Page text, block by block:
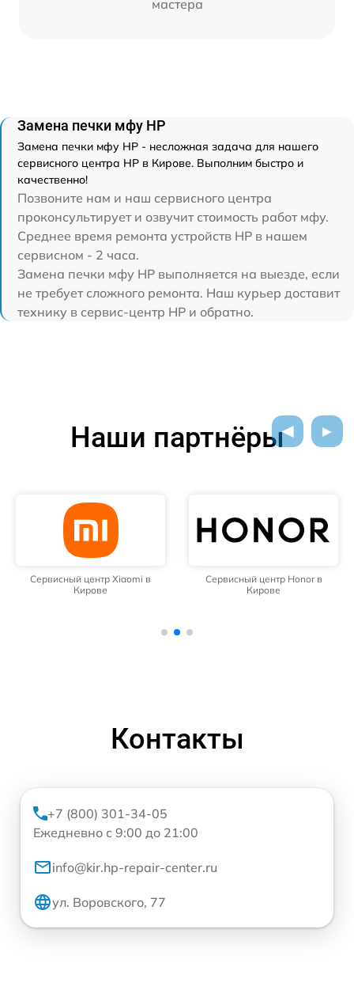
мастера
Замена печки мфу HP
Замена печки мфу HP - несложная задача для нашего
сервисного центра HP в Кирове. Выполним быстро и
качественно!
Позвоните нам и наш сервисного центра
проконсультирует и озвучит стоимость работ мфу.
Среднее время ремонта устройств HP в нашем
сервисном - 2 часа.
Замена печки мфу HP выполняется на выезде, если
не требует сложного ремонта. Наш курьер доставит
технику в сервис-центр HP и обратно.
Наши партнёры
Сервисный центр Xiaomi в
Кирове
Сервисный центр Honor в
Кирове
Контакты
+7 (800) 301-34-05
Ежедневно с 9:00 до 21:00
info@kir.hp-repair-center.ru
ул. Воровского, 77